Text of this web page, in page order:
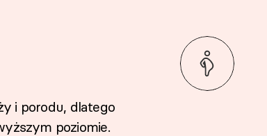
i porodu, dlatego
poziomie.